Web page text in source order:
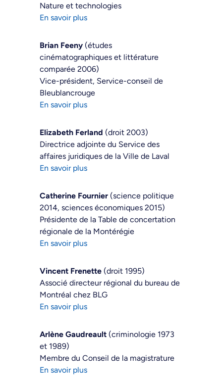
Nature et technologies
En savoir plus
Brian Feeny (études
cinématographiques et littérature
comparée 2006)
Vice-président, Service-conseil de
Bleublancrouge
En savoir plus
Elizabeth Ferland (droit 2003)
Directrice adjointe du Service des
affaires juridiques de la Ville de Laval
En savoir plus
Catherine Fournier (science politique
2014, sciences économiques 2015)
Présidente de la Table de concertation
régionale de la Montérégie
En savoir plus
Vincent Frenette (droit 1995)
Associé directeur régional du bureau de
Montréal chez BLG
En savoir plus
Arlène Gaudreault (criminologie 1973
et 1989)
Membre du Conseil de la magistrature
En savoir plus